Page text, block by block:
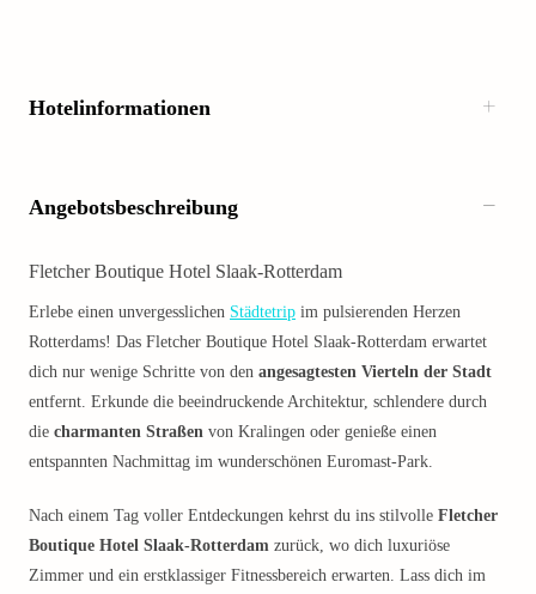
Hotelinformationen
Angebotsbeschreibung
Fletcher Boutique Hotel Slaak-Rotterdam
Erlebe einen unvergesslichen Städtetrip im pulsierenden Herzen
Rotterdams! Das Fletcher Boutique Hotel Slaak-Rotterdam erwartet
dich nur wenige Schritte von den angesagtesten Vierteln der Stadt
entfernt. Erkunde die beeindruckende Architektur, schlendere durch
die charmanten Straßen von Kralingen oder genieße einen
entspannten Nachmittag im wunderschönen Euromast-Park.
Nach einem Tag voller Entdeckungen kehrst du ins stilvolle Fletcher
Boutique Hotel Slaak-Rotterdam zurück, wo dich luxuriöse
Zimmer und ein erstklassiger Fitnessbereich erwarten. Lass dich im